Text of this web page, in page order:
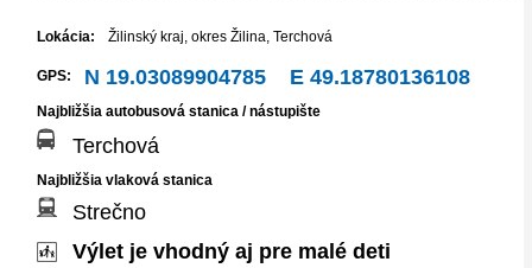
Lokácia: Žilinský kraj okres Žilina Terchová
GPS: N 19.03089904785 E 49.18780136108
Najbližšia autobusová stanica / nástupište
Terchová
Najbližšia vlaková stanica
Strečno
Výlet je vhodný aj pre malé deti